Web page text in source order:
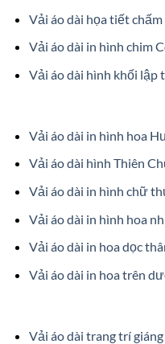
Vải áo dài họa tiết chấm
Vải áo dài in hình chim
Vải áo dài hình khối lập
Vải áo dài in hình hoa
Vải áo dài hình Thiên
Vải áo dài in hình chữ
Vải áo dài in hình hoa
Vải áo dài in hoa dọc
Vải áo dài in hoa trên
Vải áo dài trang trí